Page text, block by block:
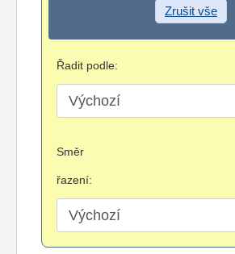
Zrušit vše
Řadit podle:
Směr
řazení: